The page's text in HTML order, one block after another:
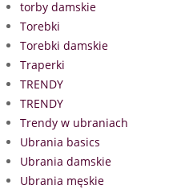
torby damskie
Torebki
Torebki damskie
Traperki
TRENDY
TRENDY
Trendy w ubraniach
Ubrania basics
Ubrania damskie
Ubrania męskie